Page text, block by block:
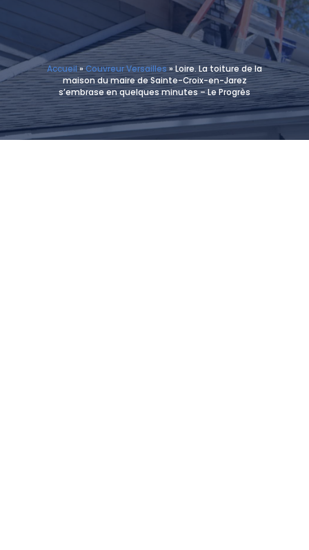
Accueil»Couvreur Versailles »Loire. La toiture de la
maison du maire de Sainte-Croix-en-Jarez
s’embrase en quelques minutes – Le Progrès